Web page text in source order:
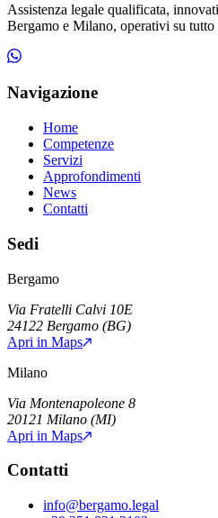
Assistenza legale qualificata,
Bergamo e Milano, operativi su
Navigazione
Home
Competenze
Servizi
Approfondimenti
News
Contatti
Sedi
Bergamo
Via Fratelli Calvi 10E
24122 Bergamo (BG)
Apri in Maps
Milano
Via Montenapoleone 8
20121 Milano (MI)
Apri in Maps
Contatti
info@bergamo.legal